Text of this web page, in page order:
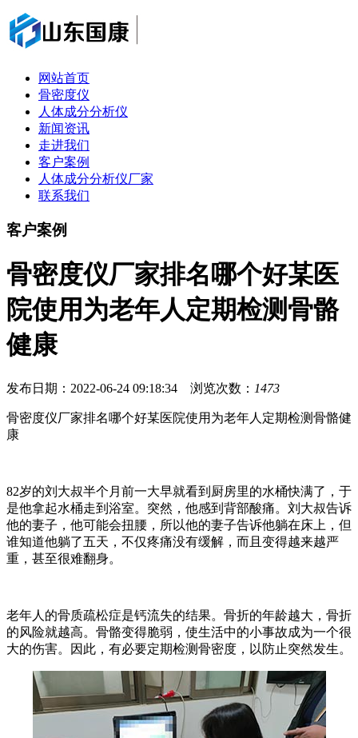
网站首页
骨密度仪
人体成分分析仪
新闻资讯
走进我们
客户案例
人体成分分析仪厂家
联系我们
客户案例
骨密度仪厂家排名哪个好某医
院使用为老年人定期检测骨骼
健康
发布日期：2022-06-24 09:18:34 浏览次数： 1473
骨密度仪厂家排名哪个好某医院使用为老年人定期检测骨骼健
康
82岁的刘大叔半个月前一大早就看到厨房里的水桶快满了，于
是他拿起水桶走到浴室。突然，他感到背部酸痛。刘大叔告诉
他的妻子，他可能会扭腰，所以他的妻子告诉他躺在床上，但
谁知道他躺了五天，不仅疼痛没有缓解，而且变得越来越严
重，甚至很难翻身。
老年人的骨质疏松症是钙流失的结果。骨折的年龄越大，骨折
的风险就越高。骨骼变得脆弱，使生活中的小事故成为一个很
大的伤害。因此，有必要定期检测骨密度，以防止突然发生。